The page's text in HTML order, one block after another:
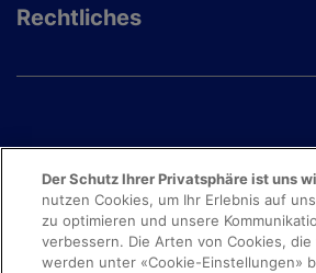
Rechtliches
Der Schutz Ihrer Privatsphäre ist uns
nutzen Cookies, um Ihr Erlebnis auf
zu optimieren und unsere
verbessern. Die Arten von Cookies,
werden unter «Cookie-Einstellungen»